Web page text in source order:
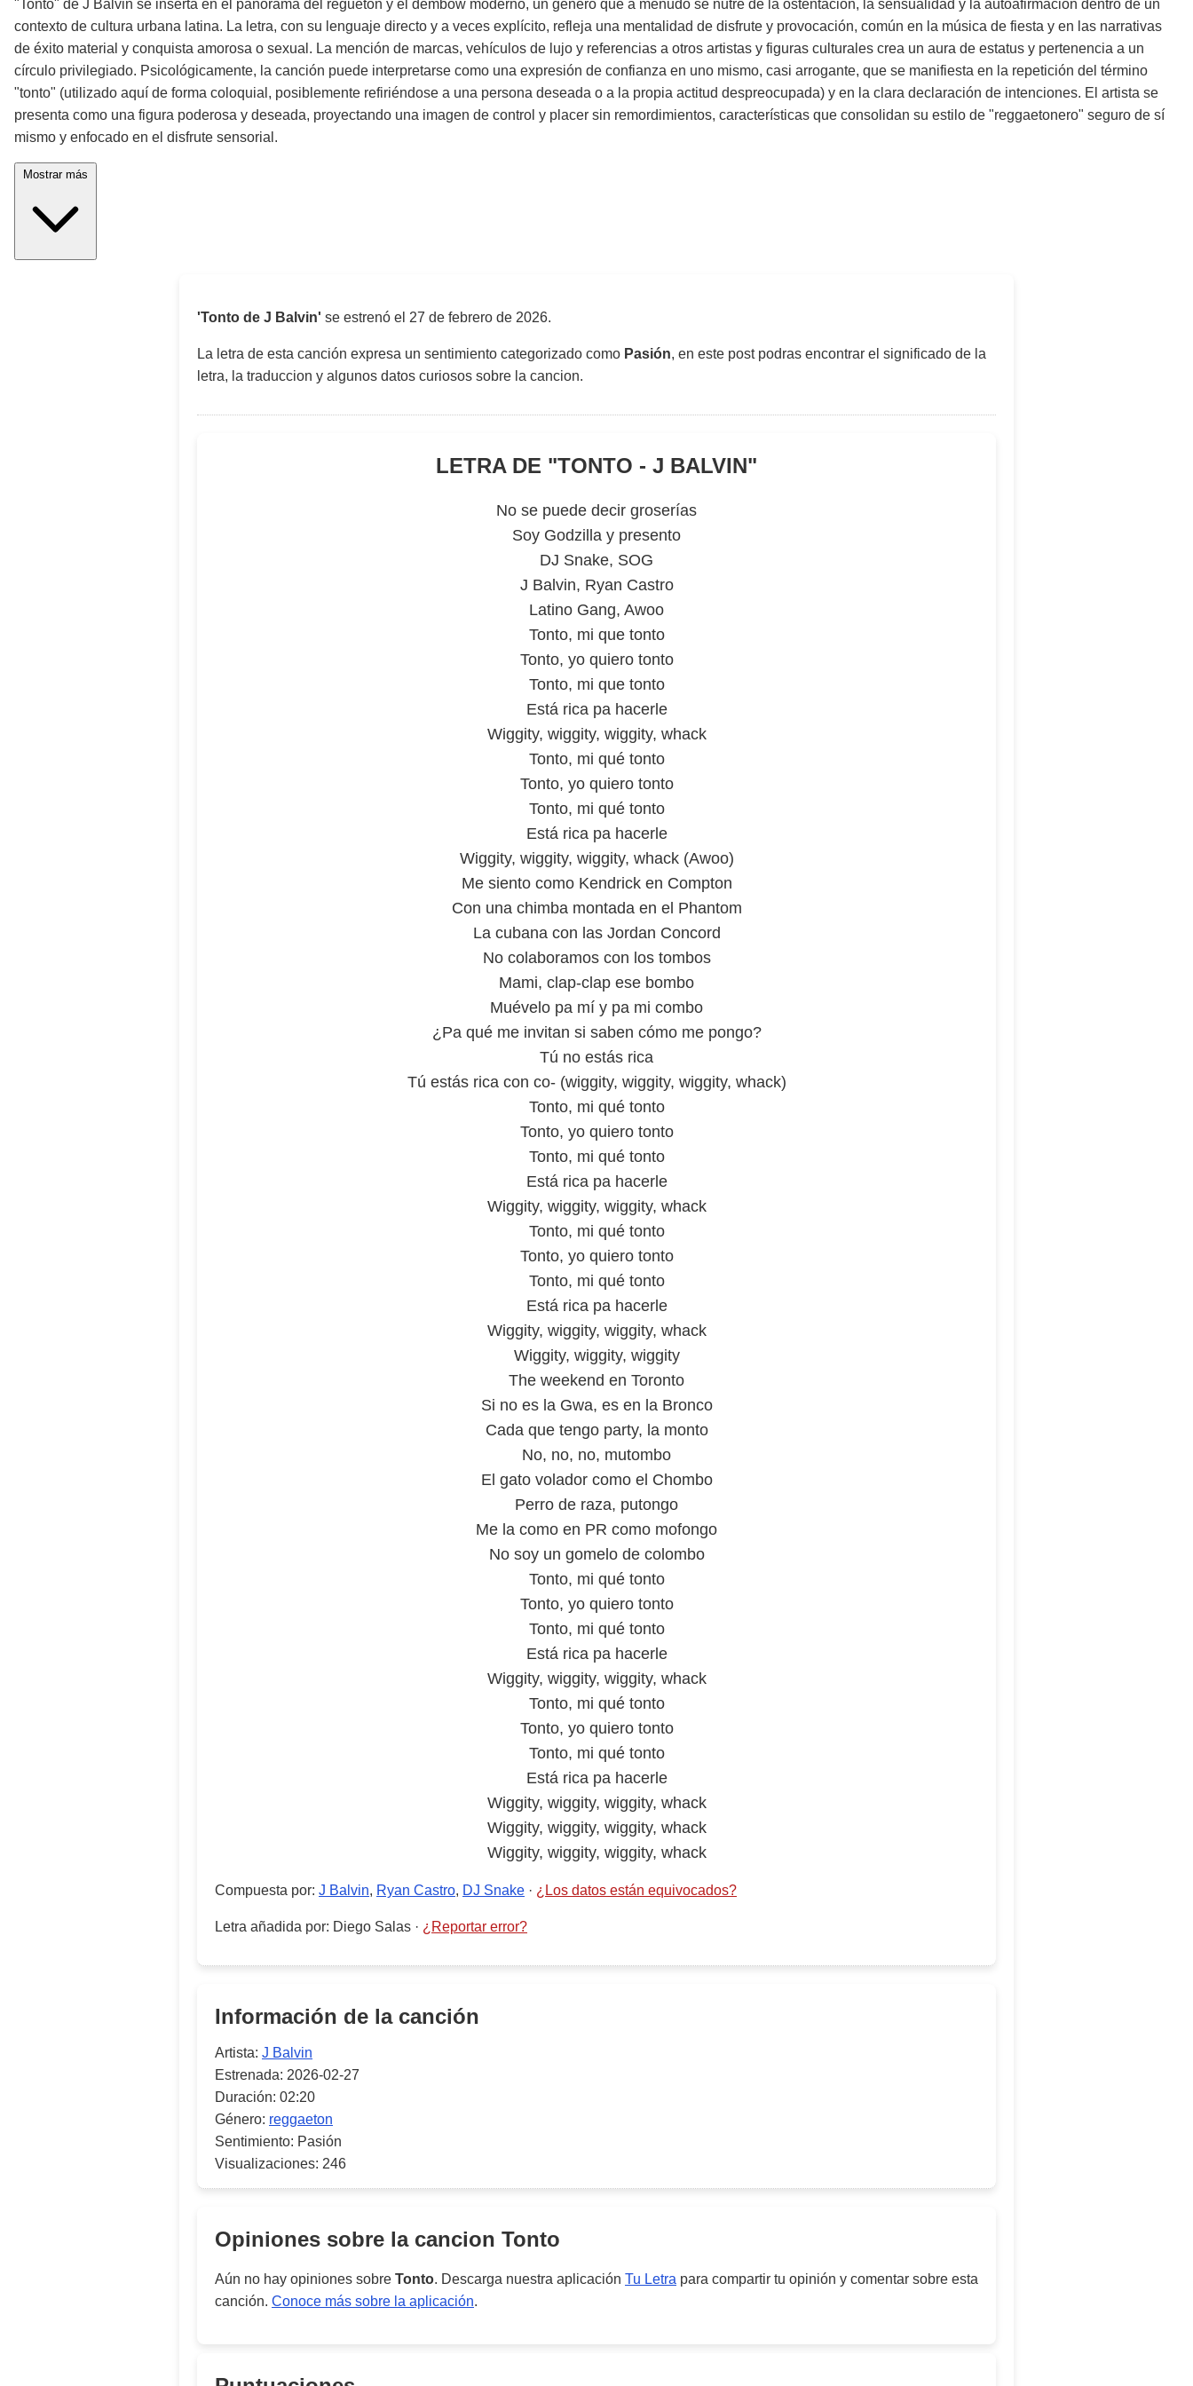
"Tonto" de J Balvin se inserta en el panorama del reguetón y el dembow moderno, un género que a menudo se nutre de la ostentación, la sensualidad y la autoafirmación dentro de un
contexto de cultura urbana latina. La letra, con su lenguaje directo y a veces explícito, refleja una mentalidad de disfrute y provocación, común en la música de fiesta y en las narrativas
de éxito material y conquista amorosa o sexual. La mención de marcas, vehículos de lujo y referencias a otros artistas y figuras culturales crea un aura de estatus y pertenencia a un
círculo privilegiado. Psicológicamente, la canción puede interpretarse como una expresión de confianza en uno mismo, casi arrogante, que se manifiesta en la repetición del término
"tonto" (utilizado aquí de forma coloquial, posiblemente refiriéndose a una persona deseada o a la propia actitud despreocupada) y en la clara declaración de intenciones. El artista se
presenta como una figura poderosa y deseada, proyectando una imagen de control y placer sin remordimientos, características que consolidan su estilo de "reggaetonero" seguro de sí
mismo y enfocado en el disfrute sensorial.
'Tonto de J Balvin' se estrenó el 27 de febrero de 2026.
La letra de esta canción expresa un sentimiento categorizado como Pasión, en este post podras encontrar el significado de la
letra, la traduccion y algunos datos curiosos sobre la cancion.
LETRA DE "TONTO - J BALVIN"
No se puede decir groserías
Soy Godzilla y presento
DJ Snake, SOG
J Balvin, Ryan Castro
Latino Gang, Awoo
Tonto, mi que tonto
Tonto, yo quiero tonto
Tonto, mi que tonto
Está rica pa hacerle
Wiggity, wiggity, wiggity, whack
Tonto, mi qué tonto
Tonto, yo quiero tonto
Tonto, mi qué tonto
Está rica pa hacerle
Wiggity, wiggity, wiggity, whack (Awoo)
Me siento como Kendrick en Compton
Con una chimba montada en el Phantom
La cubana con las Jordan Concord
No colaboramos con los tombos
Mami, clap-clap ese bombo
Muévelo pa mí y pa mi combo
¿Pa qué me invitan si saben cómo me pongo?
Tú no estás rica
Tú estás rica con co- (wiggity, wiggity, wiggity, whack)
Tonto, mi qué tonto
Tonto, yo quiero tonto
Tonto, mi qué tonto
Está rica pa hacerle
Wiggity, wiggity, wiggity, whack
Tonto, mi qué tonto
Tonto, yo quiero tonto
Tonto, mi qué tonto
Está rica pa hacerle
Wiggity, wiggity, wiggity, whack
Wiggity, wiggity, wiggity
The weekend en Toronto
Si no es la Gwa, es en la Bronco
Cada que tengo party, la monto
No, no, no, mutombo
El gato volador como el Chombo
Perro de raza, putongo
Me la como en PR como mofongo
No soy un gomelo de colombo
Tonto, mi qué tonto
Tonto, yo quiero tonto
Tonto, mi qué tonto
Está rica pa hacerle
Wiggity, wiggity, wiggity, whack
Tonto, mi qué tonto
Tonto, yo quiero tonto
Tonto, mi qué tonto
Está rica pa hacerle
Wiggity, wiggity, wiggity, whack
Wiggity, wiggity, wiggity, whack
Wiggity, wiggity, wiggity, whack
Compuesta por: J Balvin, Ryan Castro, DJ Snake · ¿Los datos están equivocados?
Letra añadida por: Diego Salas · ¿Reportar error?
Información de la canción
Artista: J Balvin
Estrenada: 2026-02-27
Duración: 02:20
Género: reggaeton
Sentimiento: Pasión
Visualizaciones: 246
Opiniones sobre la cancion Tonto
Aún no hay opiniones sobre Tonto. Descarga nuestra aplicación Tu Letra para compartir tu opinión y comentar sobre esta
canción. Conoce más sobre la aplicación.